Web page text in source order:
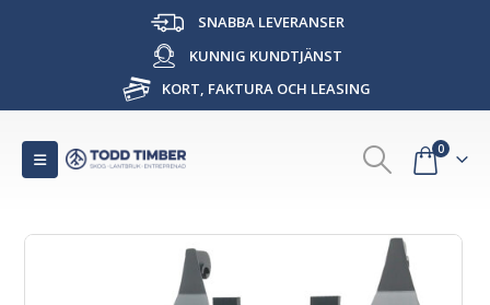
SNABBA LEVERANSER
KUNNIG KUNDTJÄNST
KORT, FAKTURA OCH LEASING
0